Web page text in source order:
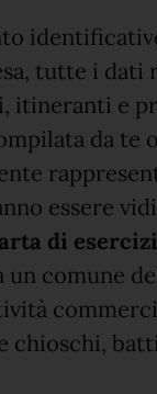
tutte i
itineranti e
da te
essere
di
comune
chioschi,